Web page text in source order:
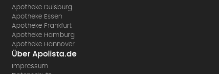
Apotheke Duisburg
Apotheke Essen
Apotheke Frankfurt
Apotheke Hamburg
Apotheke Hannover
Über Apolista.de
Impressum